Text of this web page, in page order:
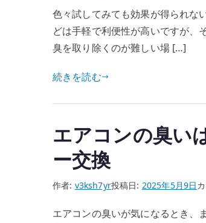
色々試してみても効果が得られな
どは手軽で利便性が高いですが、
臭を取り除くのが難しい場 […]
続きを読む
エアコンの臭い
ー交換
作者: v3ksh7yr投稿日: 2025年5月9日
エアコンの臭いが気になるとき、